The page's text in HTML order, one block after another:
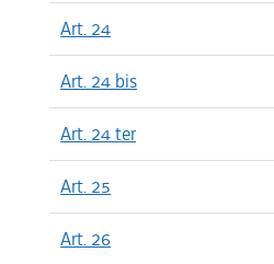
Art. 24
Art. 24 bis
Art. 24 ter
Art. 25
Art. 26